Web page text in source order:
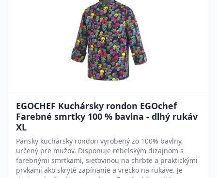
EGOCHEF Kuchársky rondon EGOchef
Farebné smrtky 100 % bavlna - dlhý rukáv
XL
Pánsky kuchársky rondon vyrobený zo 100% bavlny,
určený pre mužov. Disponuje rebelským dizajnom s
farebnými smrtkami, sieťovinou na chrbte a praktickými
prvkami ako skryté zapínanie a vrecko na rukáve. Je